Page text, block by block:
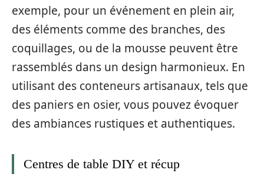
exemple, pour un événement en plein air,
des éléments comme des branches, des
coquillages, ou de la mousse peuvent être
rassemblés dans un design harmonieux. En
utilisant des conteneurs artisanaux, tels que
des paniers en osier, vous pouvez évoquer
des ambiances rustiques et authentiques.
Centres de table DIY et récup